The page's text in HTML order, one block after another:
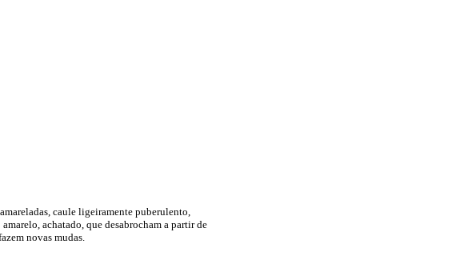
caule ligeiramente puberulento,
achatado, que desabrocham a partir de
novas mudas.